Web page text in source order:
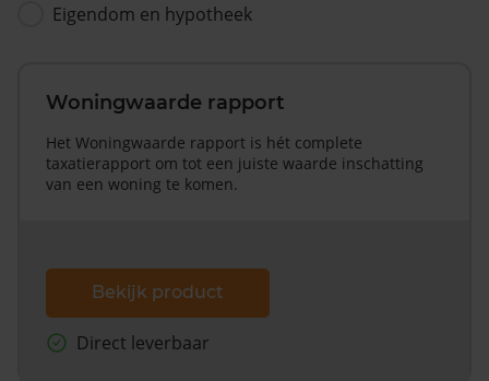
Eigendom en hypotheek
Woningwaarde rapport
Het Woningwaarde rapport is hét complete
taxatierapport om tot een juiste waarde inschatting
van een woning te komen.
Bekijk product
Direct leverbaar